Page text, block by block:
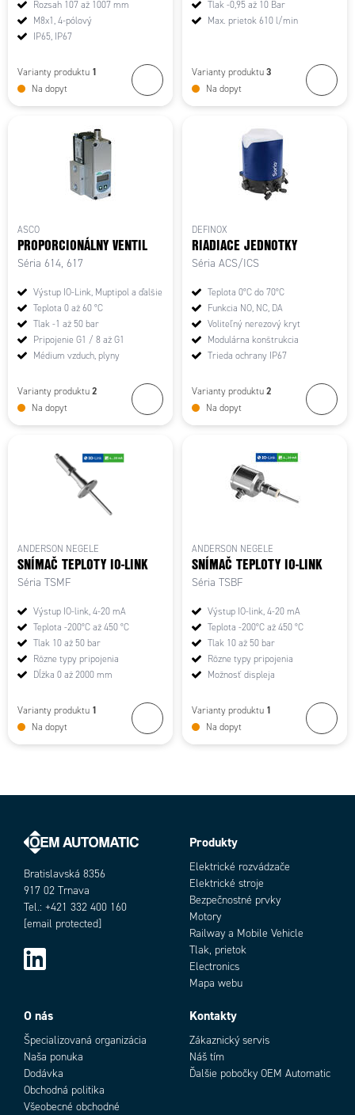
Rozsah 107 až 1007 mm
M8x1, 4-pólový
IP65, IP67
Varianty produktu 1
Na dopyt
Tlak -0,95 až 10 Bar
Max. prietok 610 l/min
Varianty produktu 3
Na dopyt
ASCO
PROPORCIONÁLNY VENTIL
Séria 614, 617
Výstup IO-Link, Muptipol a ďalšie
Teplota 0 až 60 °C
Tlak -1 až 50 bar
Pripojenie G1 / 8 až G1
Médium vzduch, plyny
Varianty produktu 2
Na dopyt
DEFINOX
RIADIACE JEDNOTKY
Séria ACS/ICS
Teplota 0°C do 70°C
Funkcia NO, NC, DA
Voliteľný nerezový kryt
Modulárna konštrukcia
Trieda ochrany IP67
Varianty produktu 2
Na dopyt
ANDERSON NEGELE
SNÍMAČ TEPLOTY IO-LINK
Séria TSMF
Výstup IO-link, 4-20 mA
Teplota -200°C až 450 °C
Tlak 10 až 50 bar
Rôzne typy pripojenia
Dĺžka 0 až 2000 mm
Varianty produktu 1
Na dopyt
ANDERSON NEGELE
SNÍMAČ TEPLOTY IO-LINK
Séria TSBF
Výstup IO-link, 4-20 mA
Teplota -200°C až 450 °C
Tlak 10 až 50 bar
Rôzne typy pripojenia
Možnosť displeja
Varianty produktu 1
Na dopyt
Bratislavská 8356
917 02 Trnava
Tel.: +421 332 400 160
[email protected]
Produkty
Elektrické rozvádzače
Elektrické stroje
Bezpečnostné prvky
Motory
Railway a Mobile Vehicle
Tlak, prietok
Electronics
Mapa webu
O nás
Špecializovaná organizácia
Naša ponuka
Dodávka
Obchodná politika
Všeobecné obchodné
Kontakty
Zákaznický servis
Náš tím
Ďalšie pobočky OEM Automatic